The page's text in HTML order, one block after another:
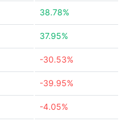
38.78%
37.95%
-30.53%
-39.95%
-4.05%